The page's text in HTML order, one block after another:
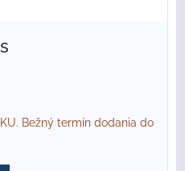
Bežný termín dodania do